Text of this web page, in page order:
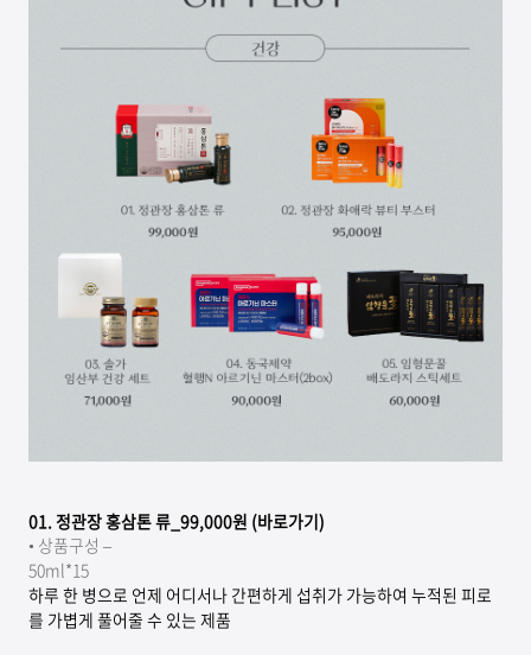
01. 정관장 홍삼톤 류_99,000원 (바로가기)
• 상품구성 –
50ml*15
하루 한 병으로 언제 어디서나 간편하게 섭취가 가능하여 누적된 피로
를 가볍게 풀어줄 수 있는 제품